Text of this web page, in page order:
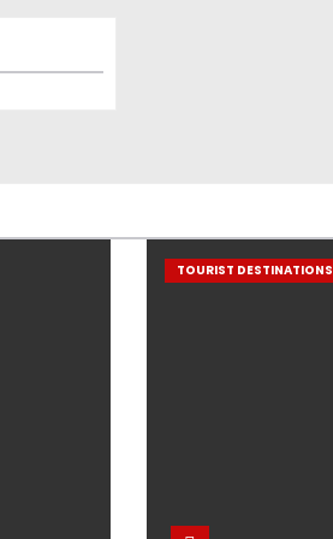
TOURIST DESTINATIONS